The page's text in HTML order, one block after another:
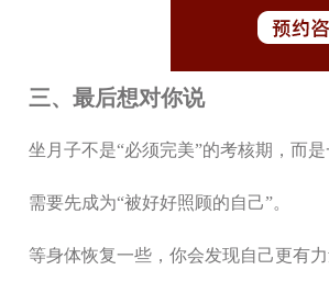
三、最后想对你说
坐月子不是“必须完美”的考核期，而
需要先成为“被好好照顾的自己”。
等身体恢复一些，你会发现自己更有